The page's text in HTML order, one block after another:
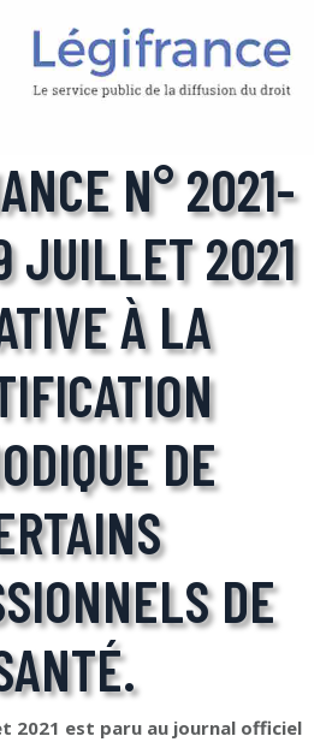
N° 2021-
JUILLET 2021
À LA
DE
DE
2021 est paru au journal officiel